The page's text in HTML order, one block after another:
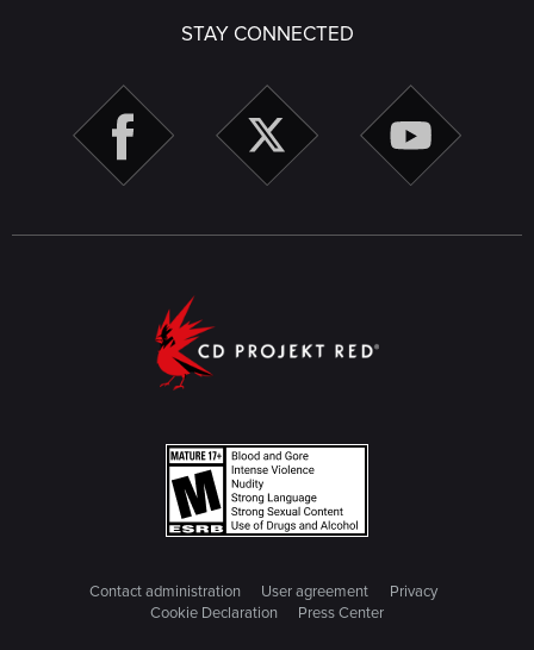
STAY CONNECTED
Contact administration User agreement
Privacy
Cookie Declaration
Press Center